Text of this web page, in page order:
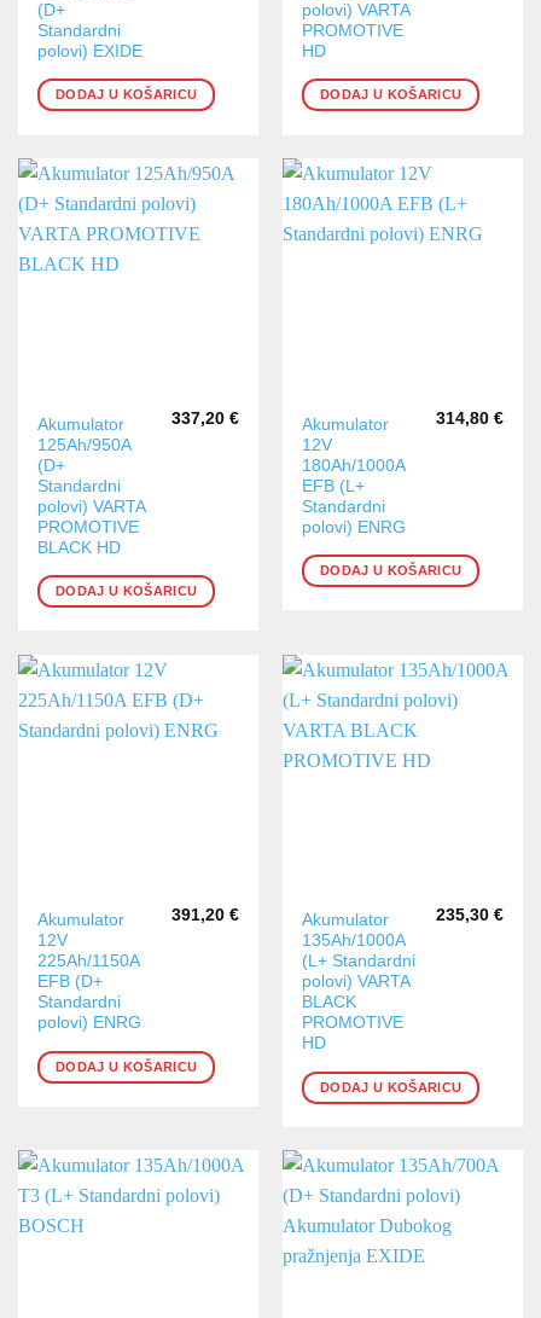
(D+
Standardni
polovi) EXIDE
DODAJ U KOŠARICU
polovi) VARTA
PROMOTIVE
HD
DODAJ U KOŠARICU
Akumulator
125Ah/950A
(D+
Standardni
polovi) VARTA
PROMOTIVE
BLACK HD
337,20 €
DODAJ U KOŠARICU
Akumulator
12V
180Ah/1000A
EFB (L+
Standardni
polovi) ENRG
314,80 €
DODAJ U KOŠARICU
Akumulator
12V
225Ah/1150A
EFB (D+
Standardni
polovi) ENRG
391,20 €
DODAJ U KOŠARICU
Akumulator
135Ah/1000A
(L+ Standardni
polovi) VARTA
BLACK
PROMOTIVE
HD
235,30 €
DODAJ U KOŠARICU